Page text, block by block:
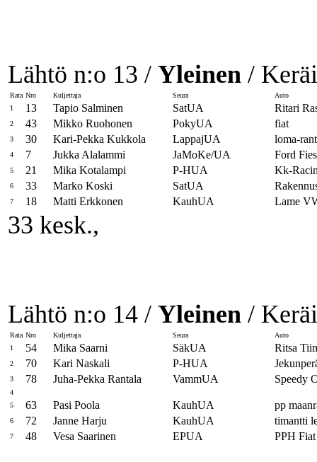
Lähtö n:o 13 / Yleinen /
Rata Nro Kuljettaja Seura
Auto
1
13 Tapio Salminen SatUA Ritari
2 43 Mikko Ruohonen PokyUA fiat
3 30 Kari-Pekka Kukkola LappajUA loma-
4 7 Jukka Alalammi JaMoKe/UA Ford
5 21 Mika Kotalampi P-HUA Kk-
6 33 Marko Koski SatUA
7 18 Matti Erkkonen KauhUA Lame
33 kesk.,
Lähtö n:o 14 / Yleinen /
Rata Nro Kuljettaja Seura
Auto
1
54 Mika Saarni SäkUA Ritsa
2 70 Kari Naskali P-HUA
3 78 Juha-Pekka Rantala VammUA Speedy
4
5
63 Pasi Poola KauhUA pp
6 72 Janne Harju KauhUA timantti
7 48 Vesa Saarinen EPUA PPH Fiat